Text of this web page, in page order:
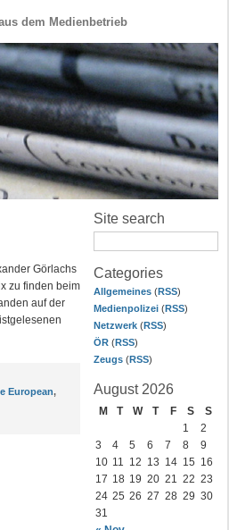
dem Medienbetrieb
Site search
Categories
Allgemeines (RSS)
Medienpolizei (RSS)
Netzwerk (RSS)
ÖR (RSS)
Zeugs (RSS)
August 2026
M T W T F S S
1
2
3
4 5 6 7 8
9
10 11 12 13 14 15 16
17 18 19 20 21 22 23
24 25 26 27 28 29 30
31
Görlachs
zu finden beim
auf der
European,